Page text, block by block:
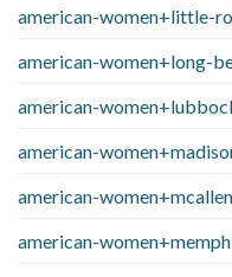
american-women+little-
american-women+long-
american-
american-
american-
american-